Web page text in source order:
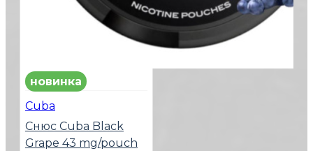
новинка
Cuba
Снюс Cuba Black
Grape 43 mg/pouch